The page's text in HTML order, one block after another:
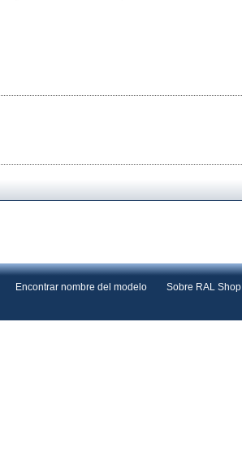
Encontrar nombre del modelo Sobre RAL Shop